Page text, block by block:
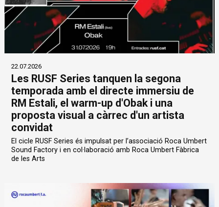
22.07.2026
Les RUSF Series tanquen la segona
temporada amb el directe immersiu de
RM Estali, el warm-up d'Obak i una
proposta visual a càrrec d'un artista
convidat
El cicle RUSF Series és impulsat per l’associació Roca Umbert
Sound Factory i en col·laboració amb Roca Umbert Fàbrica
de les Arts